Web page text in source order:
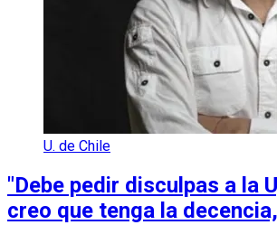
U. de Chile
"Debe pedir disculpas a la
creo que tenga la